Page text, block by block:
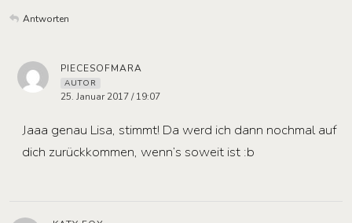
Antworten
PIECESOFMARA
AUTOR
25. Januar 2017 / 19:07
Jaaa genau Lisa, stimmt! Da werd ich dann nochmal auf
dich zurückkommen, wenn’s soweit ist :b